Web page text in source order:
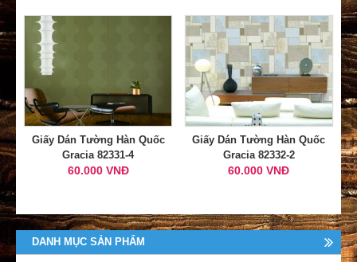
Giấy Dán Tường Hàn Quốc
Gracia 82331-4
60.000 VNĐ
Giấy Dán Tường Hàn Quốc
Gracia 82332-2
60.000 VNĐ
DANH MỤC SẢN PHẨM